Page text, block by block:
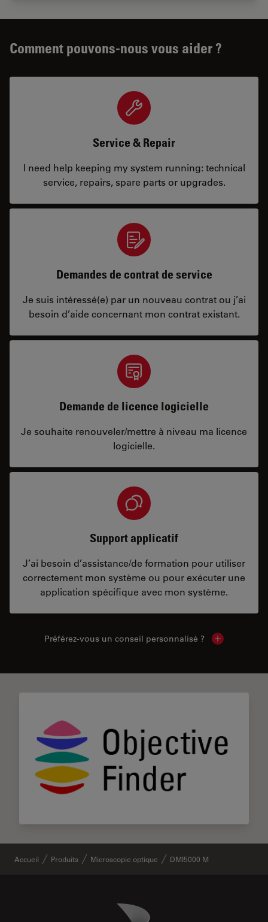
Comment pouvons-nous vous aider ?
Service & Repair
I need help keeping my system running: technical
service, repairs, spare parts or upgrades.
Demandes de contrat de service
Je suis intéressé(e) par un nouveau contrat ou j’ai
besoin d’aide concernant mon contrat existant.
Demande de licence logicielle
Je souhaite renouveler/mettre à niveau ma licence
logicielle.
Support applicatif
J’ai besoin d’assistance/de formation pour utiliser
correctement mon système ou pour exécuter une
application spécifique avec mon système.
Préférez-vous un conseil personnalisé ? Show local
Accueil Produits Microscopie optique DMI5000 M
Danaher Logo